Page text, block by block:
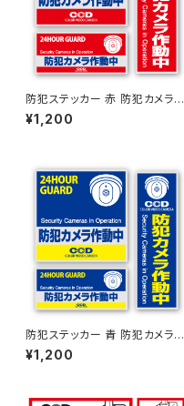
防犯ステッカー 赤 防犯カメラ作
動中 OS-181 オンサプライ(On
SUPPLY)
¥1,200
防犯ステッカー 青 防犯カメラ作
動中 OS-183 オンサプライ(On
SUPPLY)
¥1,200